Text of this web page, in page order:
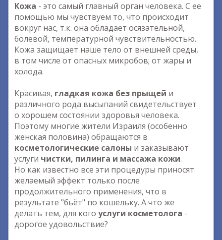
Кожа - это самый главный орган человека. С ее
помощью мы чувствуем то, что происходит
вокруг нас, т.к. она обладает осязательной,
болевой, температурной чувствительностью.
Кожа защищает наше тело от внешней среды,
в том числе от опасных микробов; от жары и
холода.
Красивая, гладкая кожа без прыщей и
различного рода высыпаний свидетельствует
о хорошем состоянии здоровья человека.
Поэтому многие жители Израиля (особенно
женская половина) обращаются в
косметологические салоны и заказывают
услуги чистки, пилинга и массажа кожи.
Но как известно все эти процедуры приносят
желаемый эффект только после
продолжительного применения, что в
результате "бьёт" по кошельку. А что же
делать тем, для кого услуги косметолога -
дорогое удовольствие?